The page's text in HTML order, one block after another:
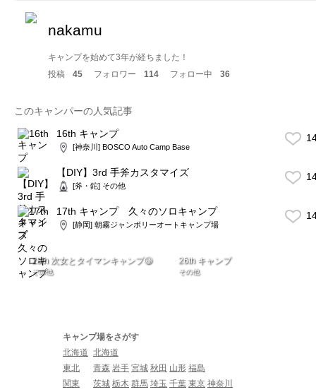
nakamu
キャンプを始めて3年が経ちました！
投稿
45 フォロワー 114 フォロー中 36
このキャンパーの人気記事
16th キャンプ
[神奈川] BOSCO Auto Camp Base
【DIY】3rd 手斧カスタマイズ
[斧・鉈] その他
17th キャンプ 久々のソロキャンプ
[静岡] 朝霧ジャンボリーオートキャンプ場
28th 次女とタイマンキャンプ😀
その他
26th キャンプ
その他
キャンプ場をさがす
北海道 北海道
東北
青森 岩手 宮城 秋田 山形 福島
関東
茨城 栃木 群馬 埼玉 千葉 東京 神奈川